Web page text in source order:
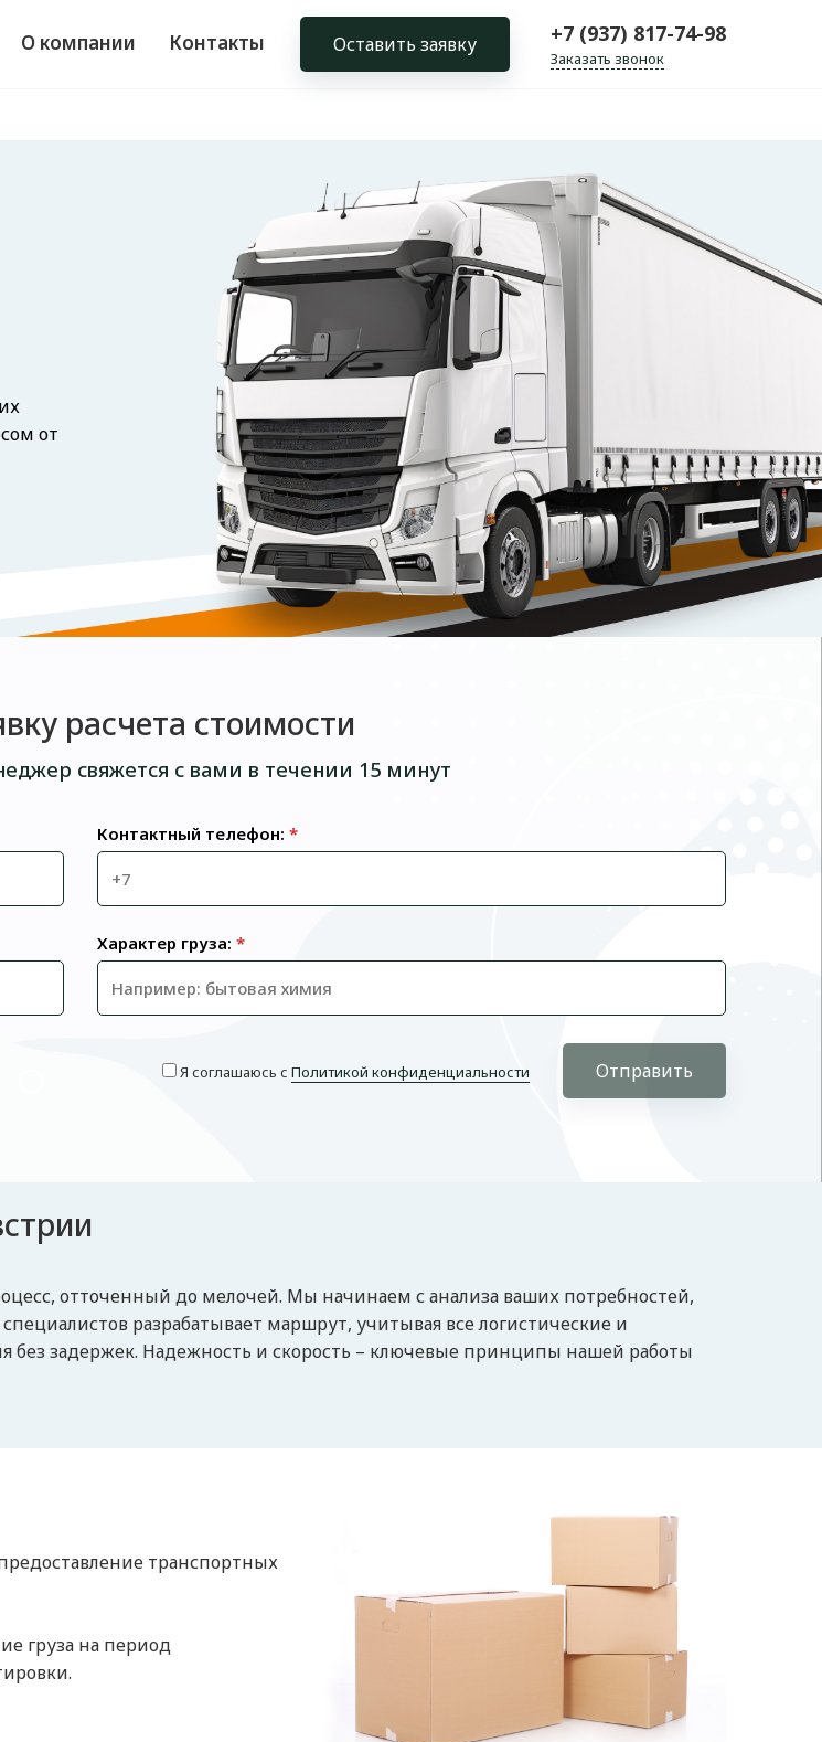
О компании Контакты Оставить заявку +7 (937) 817-74-98
Заказать звонок
от
расчета стоимости
свяжется с вами в течении 15 минут
Контактный телефон: *
Характер груза: *
Я соглашаюсь с Политикой конфиденциальности Отправить
отточенный до мелочей. Мы начинаем с анализа ваших потребностей,
разрабатывает маршрут, учитывая все логистические и
без задержек. Надежность и скорость – ключевые принципы нашей работы
транспортных
груза на период